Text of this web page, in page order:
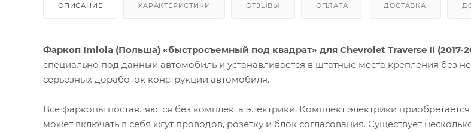
ОПИСАНИЕ ХАРАКТЕРИСТИКИ ОТЗЫВЫ ОПЛАТА ДОСТАВКА
Фаркоп Imiola (Польша) «быстросъемный под квадрат» для Chevrolet Traverse II (2017-
специально под данный автомобиль и устанавливается в штатные места крепления без
серьезных доработок конструкции автомобиля.
Все фаркопы поставляются без комплекта электрики. Комплект электрики
может включать в себя жгут проводов, розетку и блок согласования. Существует